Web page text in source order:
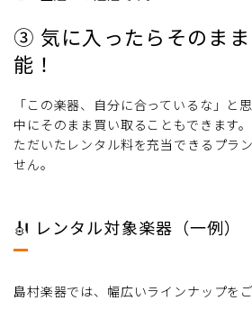
③ 気に入ったらそのま
能！
「この楽器、自分に合っているな」と
中にそのまま買い取ることもできます
ただいたレンタル料を充当できるプラ
せん。
🎻 レンタル対象楽器（一例）
島村楽器では、幅広いラインナップを